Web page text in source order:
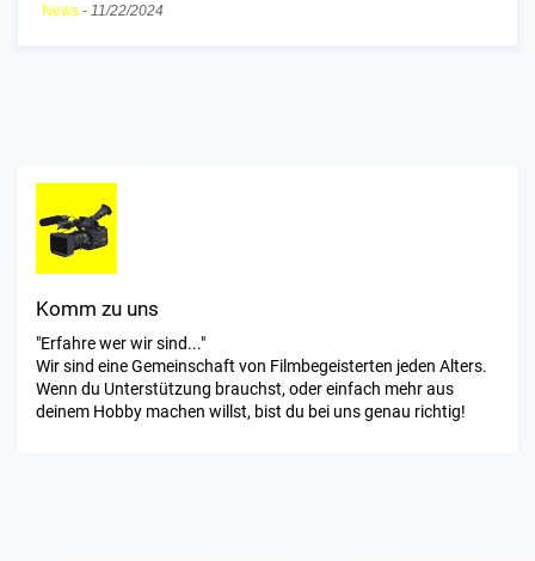
News - 11/22/2024
Komm zu uns
"Erfahre wer wir sind..."
Wir sind eine Gemeinschaft von Filmbegeisterten jeden Alters.
Wenn du Unterstützung brauchst, oder einfach mehr aus
deinem Hobby machen willst, bist du bei uns genau richtig!